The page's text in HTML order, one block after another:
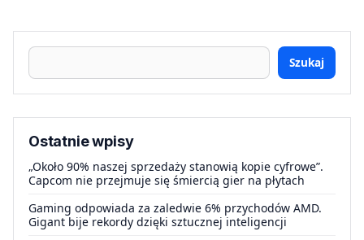
Szukaj
Ostatnie wpisy
„Około 90% naszej sprzedaży stanowią kopie cyfrowe”.
Capcom nie przejmuje się śmiercią gier na płytach
Gaming odpowiada za zaledwie 6% przychodów AMD.
Gigant bije rekordy dzięki sztucznej inteligencji